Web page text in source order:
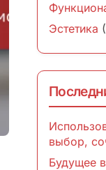
Эстетика
выбор,
Будущее